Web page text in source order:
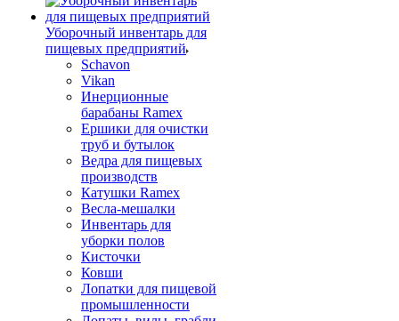
Уборочный инвентарь для
пищевых предприятий
Schavon
Vikan
Инерционные
барабаны Ramex
Ершики для очистки
труб и бутылок
Ведра для пищевых
производств
Катушки Ramex
Весла-мешалки
Инвентарь для
уборки полов
Кисточки
Ковши
Лопатки для пищевой
промышленности